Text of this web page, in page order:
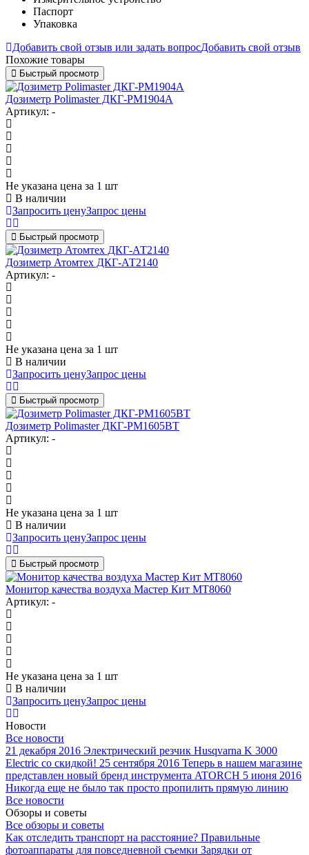
Паспорт
Упаковка
Добавить свой отзыв или задать вопросДобавить свой отзыв
Похожие товары
Быстрый просмотр
Дозиметр Polimaster ДКГ-PM1904А
Артикул: -
Не указана цена за 1 шт
В наличии
Запросить ценуЗапрос цены
Быстрый просмотр
Дозиметр Атомтех ДКГ-АТ2140
Артикул: -
Не указана цена за 1 шт
В наличии
Запросить ценуЗапрос цены
Быстрый просмотр
Дозиметр Polimaster ДКГ-РМ1605ВТ
Артикул: -
Не указана цена за 1 шт
В наличии
Запросить ценуЗапрос цены
Быстрый просмотр
Монитор качества воздуха Мастер Кит МТ8060
Артикул: -
Не указана цена за 1 шт
В наличии
Запросить ценуЗапрос цены
Новости
Все новости
21 декабря 2016 Электрический резчик Husqvarna K 3000
Electric со скидкой! 25 сентября 2016 Теперь в нашем магазине
представлен новый бренд инструмента ATORCH 5 июня 2016
Никогда еще не было так просто пропилить прямую линию
Все новости
Обзоры и советы
Все обзоры и советы
Как отследить транспорт на расстояние? Правильные
фотоаппараты для повседневной съемки Зарядки от